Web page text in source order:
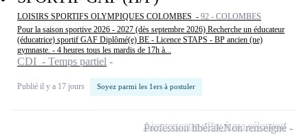
LOISIRS SPORTIFS OLYMPIQUES COLOMBES - 92 - COLOMBES
Pour la saison sportive 2026 - 2027 (dès septembre 2026) Recherche un éducateur
(éducatrice) sportif GAF Diplômé(e) BE - Licence STAPS - BP ancien (ne)
gymnaste. - 4 heures tous les mardis de 17h à...
CDI - Temps partiel
Publié il y a 17 jours Soyez parmi les 1ers à postuler
Profession libéraleNon renseigné
Ajouter cette offre à ma sélection